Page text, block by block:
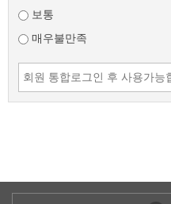
보통
매우불만족